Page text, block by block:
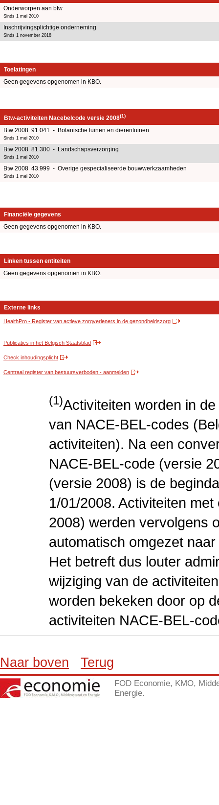
Onderworpen aan btw
Sinds 1 mei 2010
Inschrijvingsplichtige onderneming
Sinds 1 november 2018
Toelatingen
Geen gegevens opgenomen in KBO.
Btw-activiteiten Nacebelcode versie 2008(1)
Btw 2008 91.041 - Botanische tuinen en dierentuinen
Sinds 1 mei 2010
Btw 2008 81.300 - Landschapsverzorging
Sinds 1 mei 2010
Btw 2008 43.999 - Overige gespecialiseerde bouwwerkzaamheden
Sinds 1 mei 2010
Financiële gegevens
Geen gegevens opgenomen in KBO.
Linken tussen entiteiten
Geen gegevens opgenomen in KBO.
Externe links
HealthPro - Register van actieve zorgverleners in de gezondheidszorg
Publicaties in het Belgisch Staatsblad
Check inhoudingsplicht
Centraal register van bestuursverboden - aanmelden
(1)Activiteiten worden in
van NACE-BEL-codes
activiteiten). Na een
NACE-BEL-code (versie
(versie 2008) is de
1/01/2008. Activiteiten
2008) werden vervolgens
automatisch omgezet
Het betreft dus louter
wijziging van de
worden bekeken door op
activiteiten NACE-BEL-
Naar boven Terug
FOD Economie, KMO,
Energie.